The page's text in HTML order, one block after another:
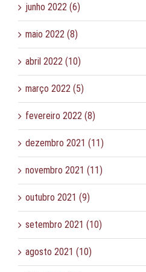
junho 2022 (6)
maio 2022 (8)
abril 2022 (10)
março 2022 (5)
fevereiro 2022 (8)
dezembro 2021 (11)
novembro 2021 (11)
outubro 2021 (9)
setembro 2021 (10)
agosto 2021 (10)